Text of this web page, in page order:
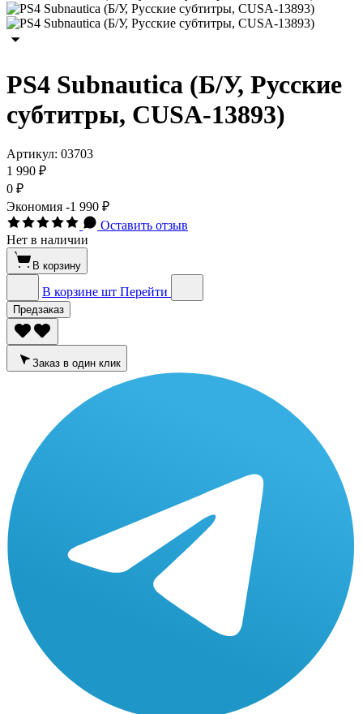
PS4 Subnautica (Б/У, Русские
субтитры, CUSA-13893)
Артикул: 03703
1 990 ₽
0 ₽
Экономия -1 990 ₽
Оставить отзыв
Нет в наличии
В корзину
В корзине шт Перейти
Предзаказ
Заказ в один клик